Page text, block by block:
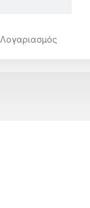
Λογαριασμός